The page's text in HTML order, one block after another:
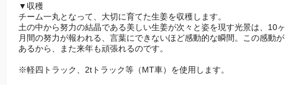
▼収穫
チーム一丸となって、大切に育てた生姜を収穫します。
土の中から努力の結晶である美しい生姜が次々と姿を現す光景は、10ヶ
月間の努力が報われる、言葉にできないほど感動的な瞬間。この感動が
あるから、また来年も頑張れるのです。
※軽四トラック、2tトラック等（MT車）を使用します。